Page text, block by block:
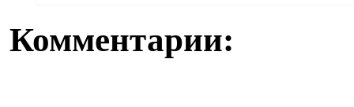
Комментарии: